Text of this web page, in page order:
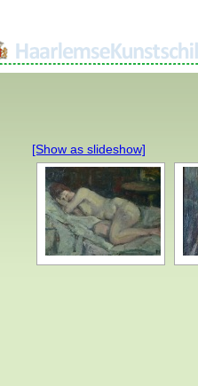
[Show as slideshow]